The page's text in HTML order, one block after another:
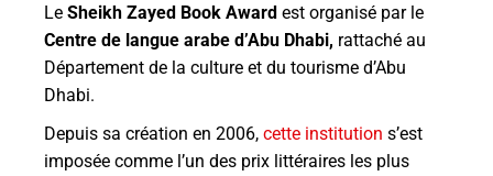
Le Sheikh Zayed Book Award est organisé par le
Centre de langue arabe d’Abu Dhabi, rattaché au
Département de la culture et du tourisme d’Abu
Dhabi.
Depuis sa création en 2006, cette institution s’est
imposée comme l’un des prix littéraires les plus